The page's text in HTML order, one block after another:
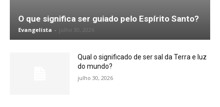
O que significa ser guiado pelo Espírito Santo?
Evangelista - julho 30, 2026
Qual o significado de ser sal da Terra e luz
do mundo?
julho 30, 2026